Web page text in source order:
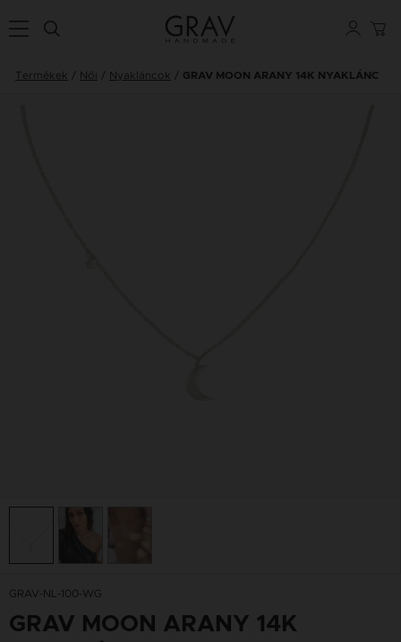
Termékek Női Nyakláncok GRAV MOON ARANY 14K NYAKLÁNC
GRAV-NL-100-WG
GRAV MOON ARANY 14K